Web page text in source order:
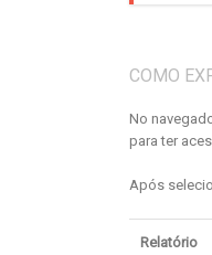
COMO
No
para ter
Após
Relatório